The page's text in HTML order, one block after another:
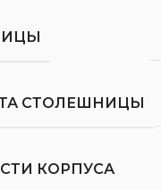
СТОЛЕШНИЦЫ
КОРПУСА